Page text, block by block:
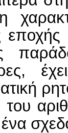
του